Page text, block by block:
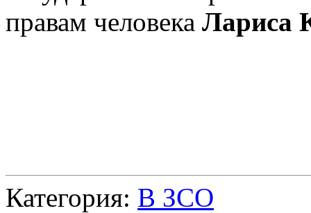
правам человека Лариса
Категория: В ЗСО